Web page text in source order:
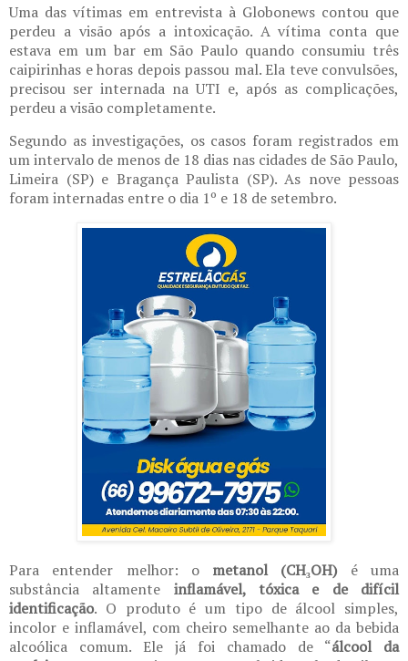
Uma das vítimas em entrevista à Globonews contou que
perdeu a visão após a intoxicação. A vítima conta que
estava em um bar em São Paulo quando consumiu três
caipirinhas e horas depois passou mal. Ela teve convulsões,
precisou ser internada na UTI e, após as complicações,
perdeu a visão completamente.
Segundo as investigações, os casos foram registrados em
um intervalo de menos de 18 dias nas cidades de São Paulo,
Limeira (SP) e Bragança Paulista (SP). As nove pessoas
foram internadas entre o dia 1º e 18 de setembro.
Para entender melhor: o metanol (CH₃OH)é uma
substância altamente inflamável, tóxica e de difícil
identificação. O produto é um tipo de álcool simples,
incolor e inflamável, com cheiro semelhante ao da bebida
alcoólica comum. Ele já foi chamado de “álcool da